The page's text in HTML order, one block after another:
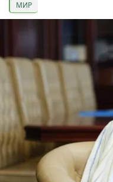
МИР